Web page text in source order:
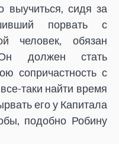
выучиться, сидя за
порвать с
человек, обязан
должен стать
сопричастность с
таки найти время
его у Капитала
подобно Робину